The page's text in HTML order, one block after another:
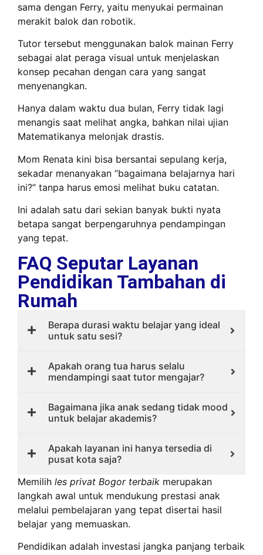
sama dengan Ferry, yaitu menyukai permainan
merakit balok dan robotik.
Tutor tersebut menggunakan balok mainan Ferry
sebagai alat peraga visual untuk menjelaskan
konsep pecahan dengan cara yang sangat
menyenangkan.
Hanya dalam waktu dua bulan, Ferry tidak lagi
menangis saat melihat angka, bahkan nilai ujian
Matematikanya melonjak drastis.
Mom Renata kini bisa bersantai sepulang kerja,
sekadar menanyakan “bagaimana belajarnya hari
ini?” tanpa harus emosi melihat buku catatan.
Ini adalah satu dari sekian banyak bukti nyata
betapa sangat berpengaruhnya pendampingan
yang tepat.
FAQ Seputar Layanan
Pendidikan Tambahan di
Rumah
Berapa durasi waktu belajar yang ideal
untuk satu sesi?
Apakah orang tua harus selalu
mendampingi saat tutor mengajar?
Bagaimana jika anak sedang tidak mood
untuk belajar akademis?
Apakah layanan ini hanya tersedia di
pusat kota saja?
Memilih les privat Bogor terbaik merupakan
langkah awal untuk mendukung prestasi anak
melalui pembelajaran yang tepat disertai hasil
belajar yang memuaskan.
Pendidikan adalah investasi jangka panjang terbaik